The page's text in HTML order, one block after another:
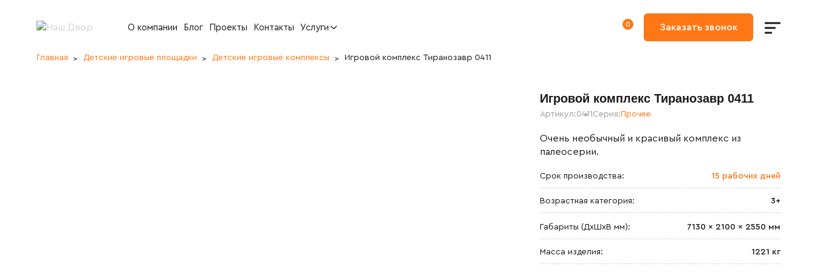
О компании Блог Проекты Контакты Услуги 0
Главная Детские игровые площадки Детские игровые комплексы Игровой комплекс Тиранозавр 0411
Игровой комплекс Тиранозавр 0411
Артикул:0411 Серия: Прочее
Очень необычный и красивый комплекс из
палеосерии.
Срок производства: 15 рабочих дней
Возрастная категория: 3+
Габариты (ДхШxВ мм): 7130 × 2100 × 2550 мм
Масса изделия: 1221 кг